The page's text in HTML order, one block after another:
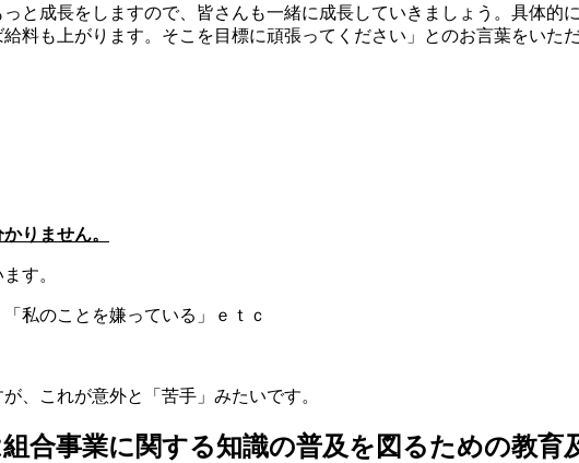
と成長をしますので、皆さんも一緒に成長していきましょう。具体的
も上がります。そこを目標に頑張ってください」とのお言葉をいただ
りません。
す。
私のことを嫌っている」ｅｔｃ
、これが意外と「苦手」みたいです。
合事業に関する知識の普及を図るための教育